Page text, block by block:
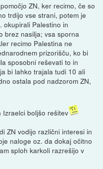
ZN, ker recimo, če so
trdijo vse strani, potem je
okupirali Palestino in
brez nasilja; vsa sporna
recimo Palestina ne
prizorišču, ko bi
sposobni reševati to in
bi lahko trajala tudi 10 ali
ostala pod nadzorom ZN,
Izraelci boljšo rešitev
ZN vodijo različni interesi in
naloge oz. da dokaj očitno
sploh karkoli razrešijo v